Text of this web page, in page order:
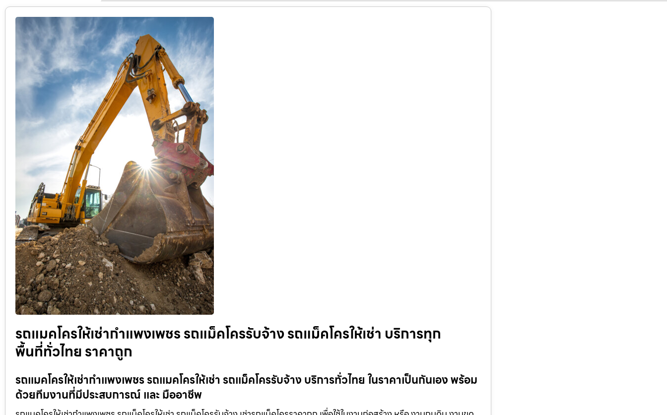
รถแมคโครให้เช่ากำแพงเพชร รถแม็คโครรับจ้าง รถแม็คโครให้เช่า บริการทุก
พื้นที่ทั่วไทย ราคาถูก
รถแมคโครให้เช่ากำแพงเพชร รถแมคโครให้เช่า รถแม็คโครรับจ้าง บริการทั่วไทย ในราคาเป็นกันเอง พร้อม
ด้วยทีมงานที่มีประสบการณ์ และ มืออาชีพ